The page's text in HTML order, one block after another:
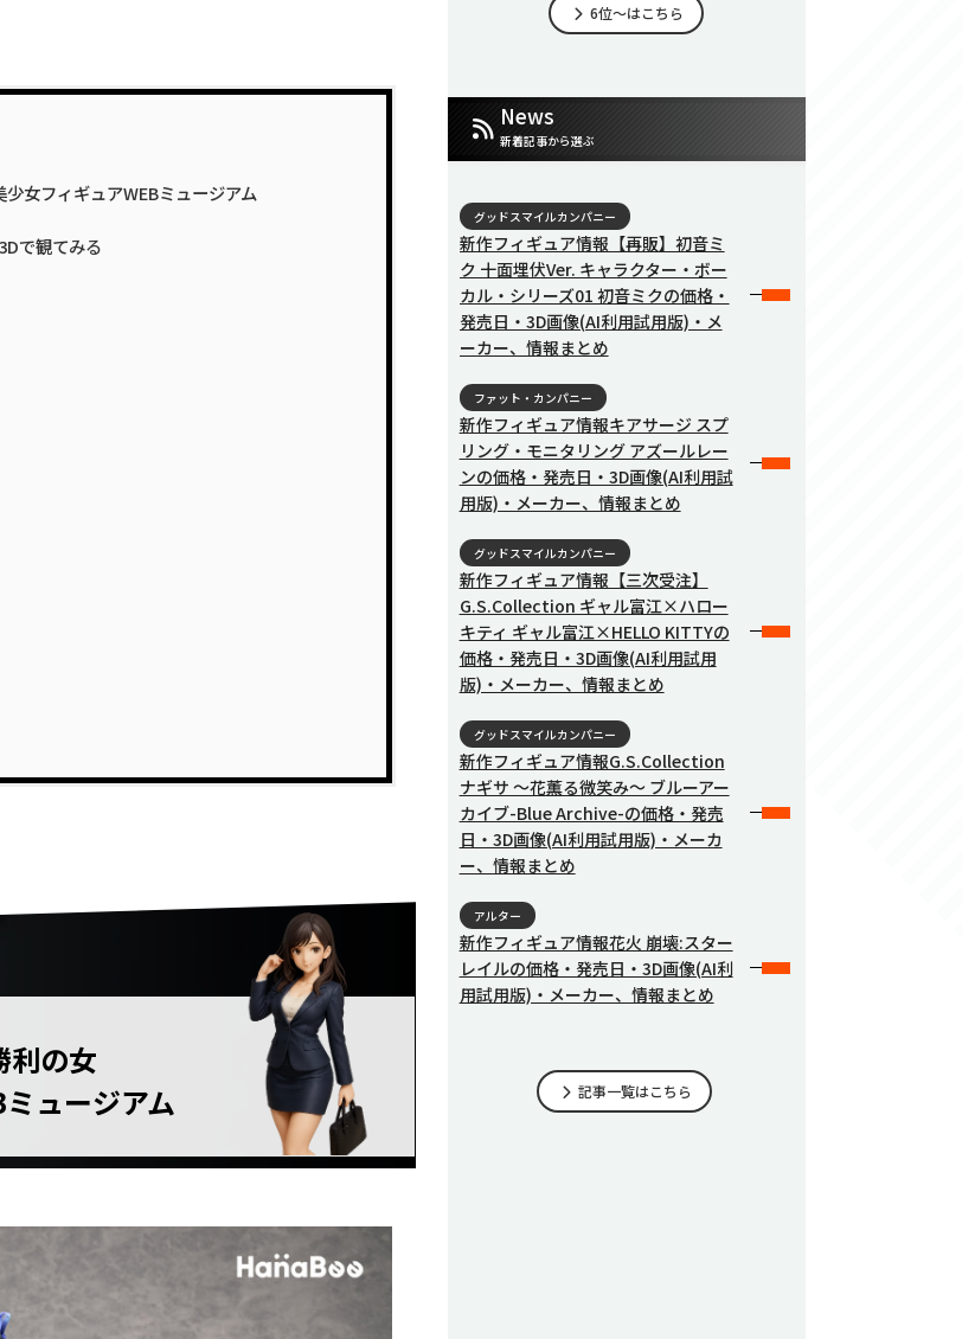
少女フィギュアWEBミュージアム
で観てみる
利の女
ュージアム
6位～はこちら
News
新着記事から選ぶ
グッドスマイルカンパニー
新作フィギュア情報【再販】初音ミ
ク 十面埋伏Ver. キャラクター・ボー
カル・シリーズ01 初音ミクの価格・
発売日・3D画像(AI利用試用版)・メ
ーカー、情報まとめ
ファット・カンパニー
新作フィギュア情報キアサージ スプ
リング・モニタリング アズールレー
ンの価格・発売日・3D画像(AI利用試
用版)・メーカー、情報まとめ
グッドスマイルカンパニー
新作フィギュア情報【三次受注】
G.S.Collection ギャル富江×ハロー
キティ ギャル富江×HELLO KITTYの
価格・発売日・3D画像(AI利用試用
版)・メーカー、情報まとめ
グッドスマイルカンパニー
新作フィギュア情報G.S.Collection
ナギサ 〜花薫る微笑み〜 ブルーアー
カイブ-Blue Archive-の価格・発売
日・3D画像(AI利用試用版)・メーカ
ー、情報まとめ
アルター
新作フィギュア情報花火 崩壊:スター
レイルの価格・発売日・3D画像(AI利
用試用版)・メーカー、情報まとめ
記事一覧はこちら